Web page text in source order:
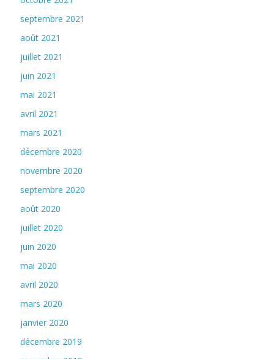
septembre 2021
août 2021
juillet 2021
juin 2021
mai 2021
avril 2021
mars 2021
décembre 2020
novembre 2020
septembre 2020
août 2020
juillet 2020
juin 2020
mai 2020
avril 2020
mars 2020
janvier 2020
décembre 2019